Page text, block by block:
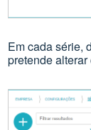
Em cada série,
pretende